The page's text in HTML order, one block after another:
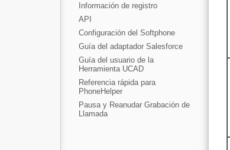
Información de registro
API
Configuración del Softphone
Guía del adaptador Salesforce
Guía del usuario de la
Herramienta UCAD
Referencia rápida para
PhoneHelper
Pausa y Reanudar Grabación de
Llamada